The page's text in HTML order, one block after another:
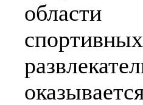
области